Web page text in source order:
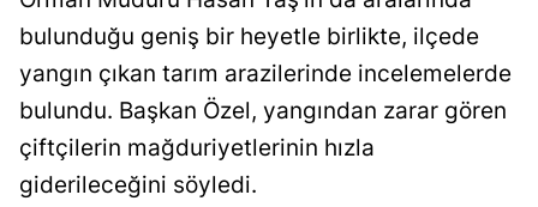
Balıkesir
Bingöl
bulunduğu geniş bir heyetle birlikte, ilçede
yangın çıkan tarım arazilerinde incelemelerde
bulundu. Başkan Özel, yangından zarar gören
çiftçilerin mağduriyetlerinin hızla
giderileceğini söyledi.